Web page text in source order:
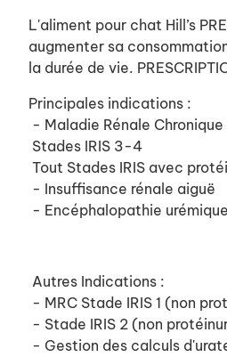
L'aliment pour chat Hill’s
augmenter sa
la durée de vie.
Principales indications :
- Maladie Rénale Chronique
Stades IRIS 3-4
Tout Stades IRIS avec
- Insuffisance rénale aiguë
- Encéphalopathie urémique
Autres Indications :
- MRC Stade IRIS 1 (non
- Stade IRIS 2 (non
- Gestion des calculs